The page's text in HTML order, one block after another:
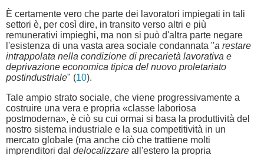
È certamente vero che parte dei lavoratori impiegati in tali
settori è, per così dire, in transito verso altri e più
remunerativi impieghi, ma non si può d'altra parte negare
l'esistenza di una vasta area sociale condannata "a restare
intrappolata nella condizione di precarietà lavorativa e
deprivazione economica tipica del nuovo proletariato
postindustriale" (10).
Tale ampio strato sociale, che viene progressivamente a
costruire una vera e propria «classe laboriosa
postmoderna», è ciò su cui ormai si basa la produttività del
nostro sistema industriale e la sua competitività in un
mercato globale (ma anche ciò che trattiene molti
imprenditori dal delocalizzare all'estero la propria